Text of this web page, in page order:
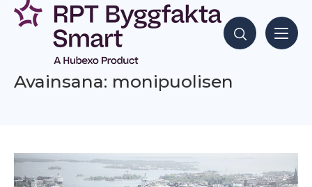
Siirry
sisältöön
Hae sisältöjä
Avainsana: monipuolisen